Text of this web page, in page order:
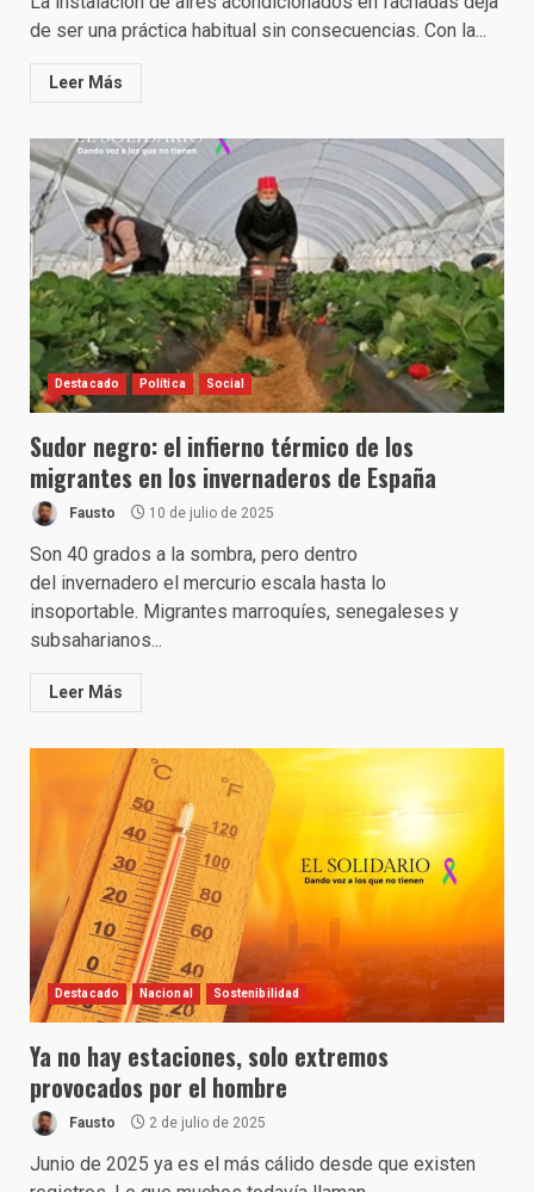
de ser una práctica habitual sin consecuencias. Con la...
Leer Más
Destacado Política Social
Sudor negro: el infierno térmico de los
migrantes en los invernaderos de España
Fausto 10 de julio de 2025
Son 40 grados a la sombra, pero dentro
del invernadero el mercurio escala hasta lo
insoportable. Migrantes marroquíes, senegaleses y
subsaharianos...
Leer Más
Destacado Nacional Sostenibilidad
Ya no hay estaciones, solo extremos
provocados por el hombre
Fausto 2 de julio de 2025
Junio de 2025 ya es el más cálido desde que existen